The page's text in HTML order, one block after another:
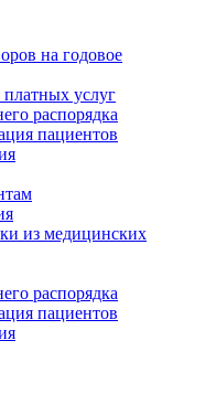
на годовое
услуг
распорядка
пациентов
из медицинских
распорядка
пациентов